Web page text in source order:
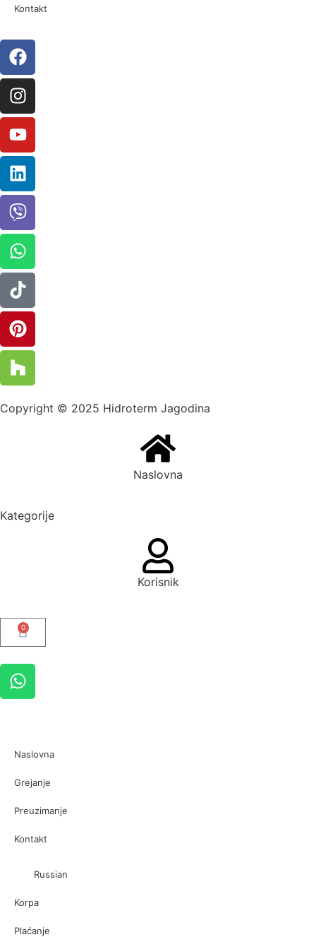
Kontakt
Copyright © 2025 Hidroterm Jagodina
Naslovna
Kategorije
Korisnik
0
Naslovna
Grejanje
Preuzimanje
Kontakt
Russian
Korpa
Plaćanje